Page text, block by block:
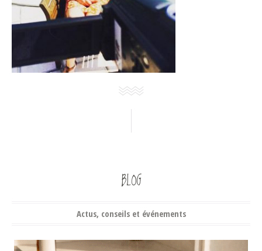
BLOG
Actus, conseils et événements